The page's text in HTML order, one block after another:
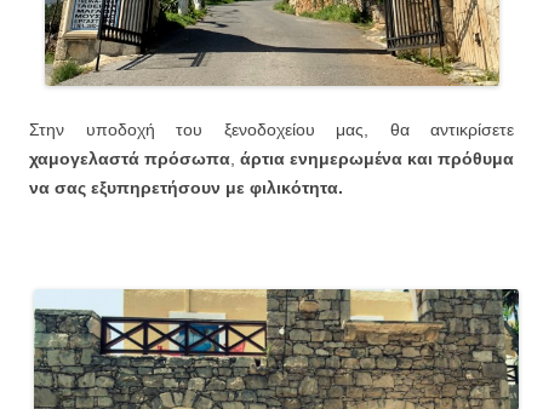
Στην υποδοχή του ξενοδοχείου μας, θα αντικρίσετε
χαμογελαστά πρόσωπα άρτια ενημερωμένα και πρόθυμα
να σας εξυπηρετήσουν με φιλικότητα.